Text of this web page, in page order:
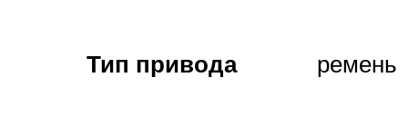
Тип привода ремень